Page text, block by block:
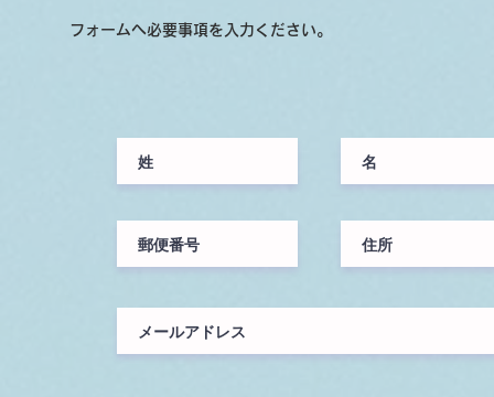
フォームへ必要事項を入力ください。